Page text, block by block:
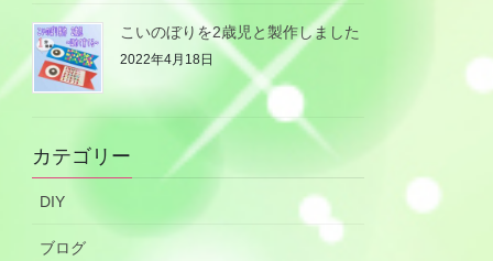
こいのぼりを2歳児と製作しました
2022年4月18日
カテゴリー
DIY
ブログ